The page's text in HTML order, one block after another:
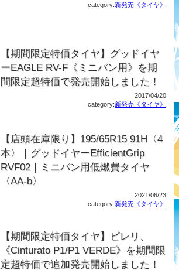
category:新発売《タイヤ》
【期間限定特価タイヤ】グッドイヤ
ーEAGLE RV-F《ミニバン用》を期
間限定超特価で発売開始しました！
2017/04/20
category:新発売《タイヤ》
【店頭在庫限り】195/65R15 91H〈4
本〉｜グッドイヤーEfficientGrip
RVF02｜ミニバン用低燃費タイヤ
〈AA-b〉
2021/06/23
category:新発売《タイヤ》
【期間限定特価タイヤ】ピレリ、
《Cinturato P1/P1 VERDE》を期間限
定超特価で追加発売開始しました！